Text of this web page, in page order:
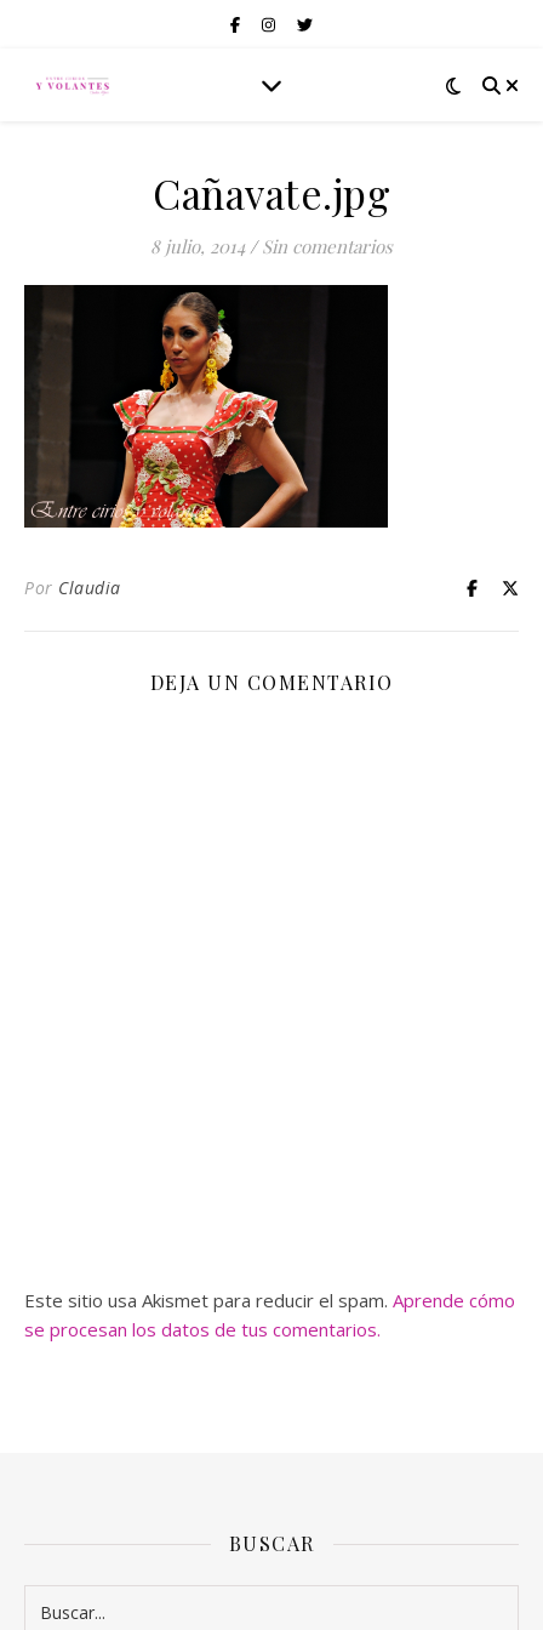
Cañavate.jpg
8 julio, 2014 / Sin comentarios
Por Claudia
DEJA UN COMENTARIO
Este sitio usa Akismet para reducir el spam. Aprende cómo
se procesan los datos de tus comentarios.
BUSCAR